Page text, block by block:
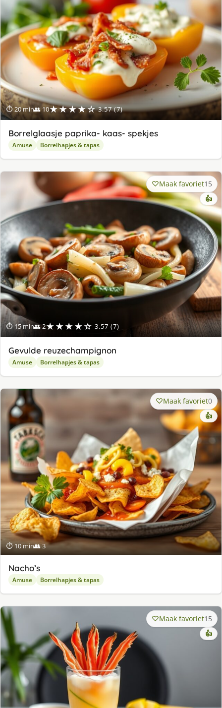
⏱ 20 min👥 10★★★★☆ 3.57 (7)
Borrelglaasje paprika- kaas- spekjes
Amuse Borrelhapjes & tapas
⏱ 15 min👥 2★★★★☆ 3.57 (7)
Maak favoriet15
👍
Gevulde reuzechampignon
Amuse Borrelhapjes & tapas
⏱ 10 min👥 3
Maak favoriet0
👍
Nacho’s
Amuse Borrelhapjes & tapas
Maak favoriet15
👍